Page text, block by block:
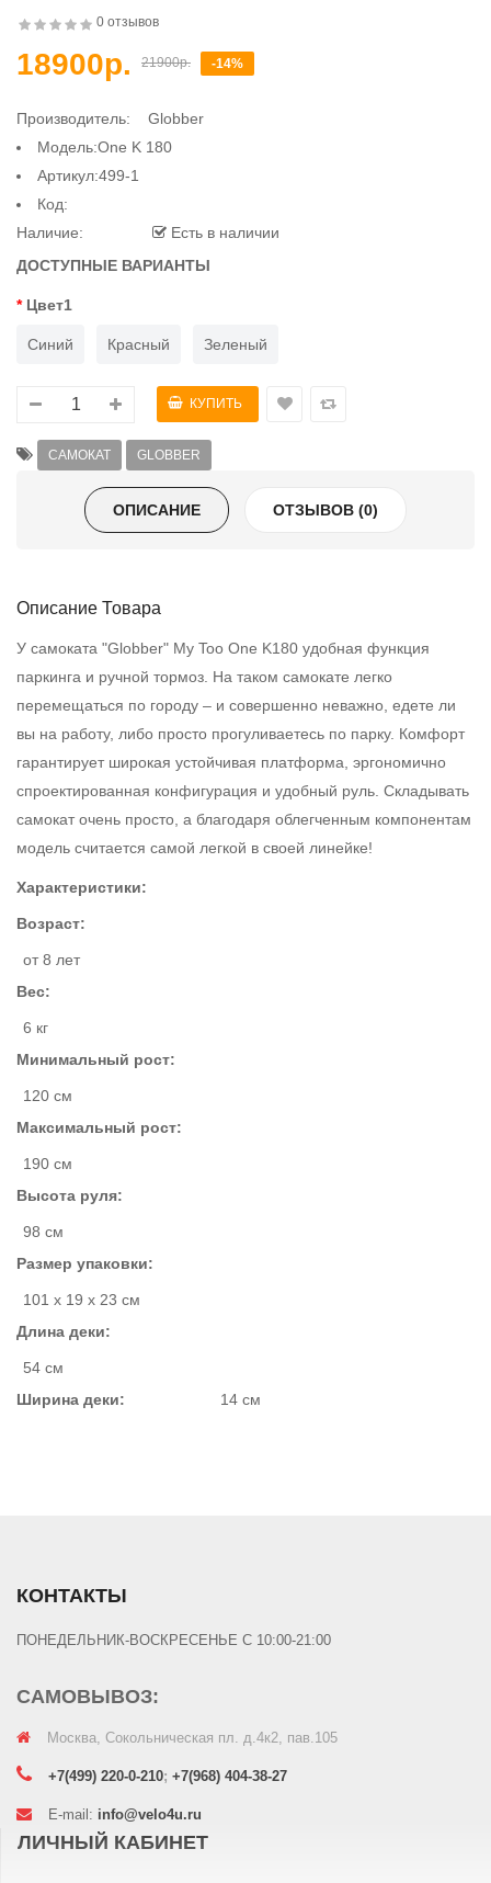
0 отзывов
18900р. 21900р. -14%
Производитель:
Globber
Модель:One K 180
Артикул:499-1
Код:
Наличие:
Есть в наличии
ДОСТУПНЫЕ ВАРИАНТЫ
Цвет1
Синий Красный Зеленый
САМОКАТ GLOBBER
ОПИСАНИЕ ОТЗЫВОВ (0)
Описание Товара
У самоката "Globber" My Too One K180 удобная функция
паркинга и ручной тормоз. На таком самокате легко
перемещаться по городу – и совершенно неважно, едете ли
вы на работу, либо просто прогуливаетесь по парку. Комфорт
гарантирует широкая устойчивая платформа, эргономично
спроектированная конфигурация и удобный руль. Складывать
самокат очень просто, а благодаря облегченным компонентам
модель считается самой легкой в своей линейке!
Характеристики:
Возраст:
от 8 лет
Вес:
6 кг
Минимальный рост:
120 см
Максимальный рост:
190 см
Высота руля:
98 см
Размер упаковки:
101 x 19 x 23 см
Длина деки:
54 см
Ширина деки:
14 см
КОНТАКТЫ
ПОНЕДЕЛЬНИК-ВОСКРЕСЕНЬЕ С 10:00-21:00
САМОВЫВОЗ:
Москва, Сокольническая пл. д.4к2, пав.105
+7(499) 220-0-210; +7(968) 404-38-27
E-mail: info@velo4u.ru
ЛИЧНЫЙ КАБИНЕТ